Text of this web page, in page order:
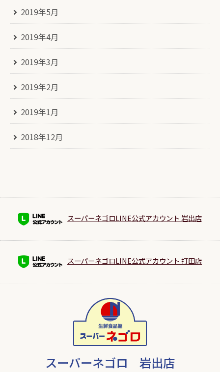
2019年5月
2019年4月
2019年3月
2019年2月
2019年1月
2018年12月
スーパーネゴロLINE公式アカウント 岩出店
スーパーネゴロLINE公式アカウント 打田店
スーパーネゴロ 岩出店